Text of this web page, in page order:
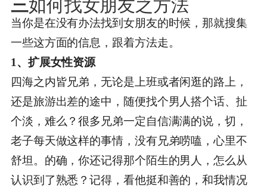
当你是在没有办法找到女朋友的时候，那就搜集
一些这方面的信息，跟着方法走。
1、扩展女性资源
四海之内皆兄弟，无论是上班或者闲逛的路上，
还是旅游出差的途中，随便找个男人搭个话、扯
个淡，难么？很多兄弟一定自信满满的说，切，
老子每天做这样的事情，没有兄弟唠嗑，心里不
舒坦。的确，你还记得那个陌生的男人，怎么从
认识到了熟悉？记得，看他挺和善的，和我情况